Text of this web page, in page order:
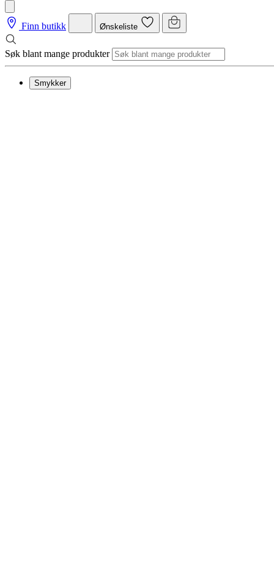
Finn butikk Ønskeliste
Søk blant mange produkter
Smykker